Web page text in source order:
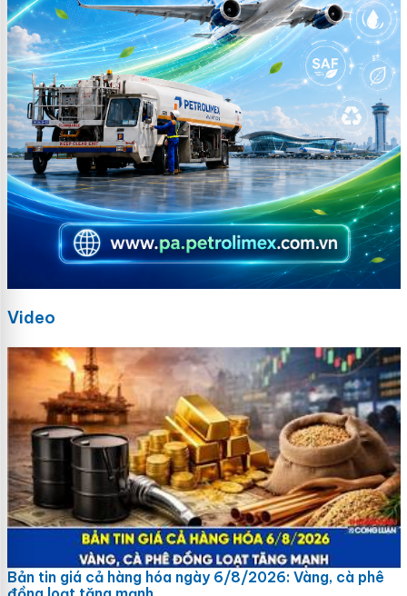
Video
Bản tin giá cả hàng hóa ngày 6/8/2026: Vàng, cà phê